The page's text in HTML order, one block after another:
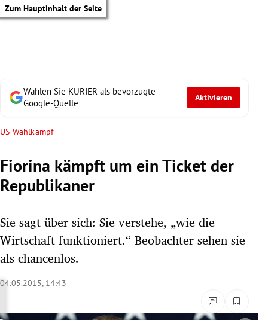
Zum Hauptinhalt der Seite
Untermenü
Untermenü
Wählen Sie KURIER als bevorzugte
Google-Quelle
Aktivieren
US-Wahlkampf
Fiorina kämpft um ein Ticket der
Republikaner
Sie sagt über sich: Sie verstehe, „wie die
Wirtschaft funktioniert.“ Beobachter sehen sie
als chancenlos.
04.05.2015, 14:43